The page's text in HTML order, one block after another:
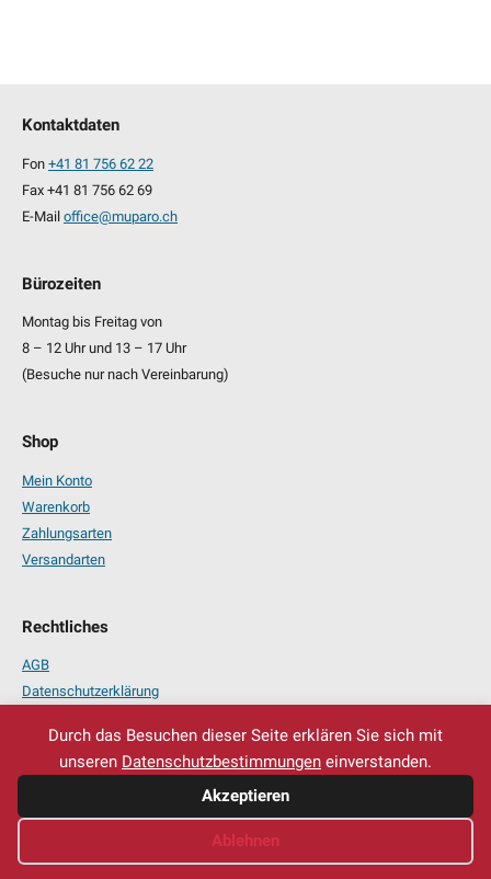
Durch das Besuchen dieser Seite erklären Sie sich mit
unseren Datenschutzbestimmungen einverstanden.
Akzeptieren
Ablehnen
Kontaktdaten
Fon +41 81 756 62 22
Fax +41 81 756 62 69
E-Mail office@muparo.ch
Bürozeiten
Montag bis Freitag von
8 – 12 Uhr und 13 – 17 Uhr
(Besuche nur nach Vereinbarung)
Shop
Mein Konto
Warenkorb
Zahlungsarten
Versandarten
Rechtliches
AGB
Datenschutzerklärung